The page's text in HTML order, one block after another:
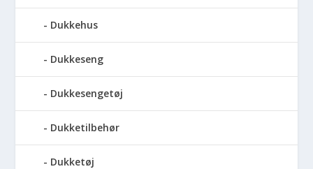
Dukkehus
Dukkeseng
Dukkesengetøj
Dukketilbehør
Dukketøj